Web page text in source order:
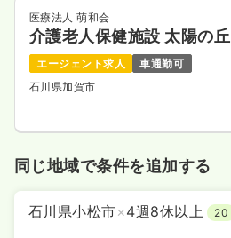
医療法人 萌和会
介護老人保健施設 太陽の丘
エージェント求人
車通勤可
石川県加賀市
同じ地域で条件を追加する
石川県小松市×4週8休以上 20